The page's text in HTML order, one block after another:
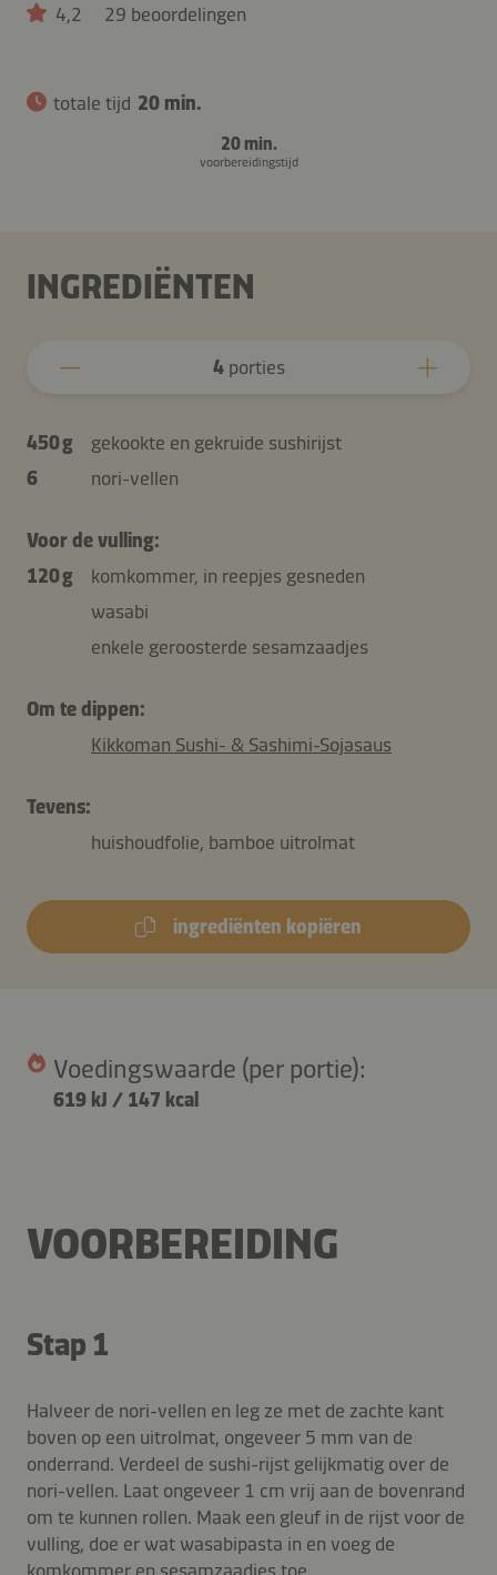
4,2 29 beoordelingen
totale tijd 20 min.
20 min.
voorbereidingstijd
INGREDIËNTEN
4porties
450 g
gekookte en gekruide sushirijst
6
nori-vellen
Voor de vulling:
120 g
komkommer, in reepjes gesneden
wasabi
enkele geroosterde sesamzaadjes
Om te dippen:
Kikkoman Sushi- & Sashimi-Sojasaus
Tevens:
huishoudfolie, bamboe uitrolmat
ingrediënten kopiëren
Voedingswaarde (per portie):
619 kJ / 147 kcal
VOORBEREIDING
Stap 1
Halveer de nori-vellen en leg ze met de zachte kant
boven op een uitrolmat, ongeveer 5 mm van de
onderrand. Verdeel de sushi-rijst gelijkmatig over de
nori-vellen. Laat ongeveer 1 cm vrij aan de bovenrand
om te kunnen rollen. Maak een gleuf in de rijst voor de
vulling, doe er wat wasabipasta in en voeg de
komkommer en sesamzaadjes toe.